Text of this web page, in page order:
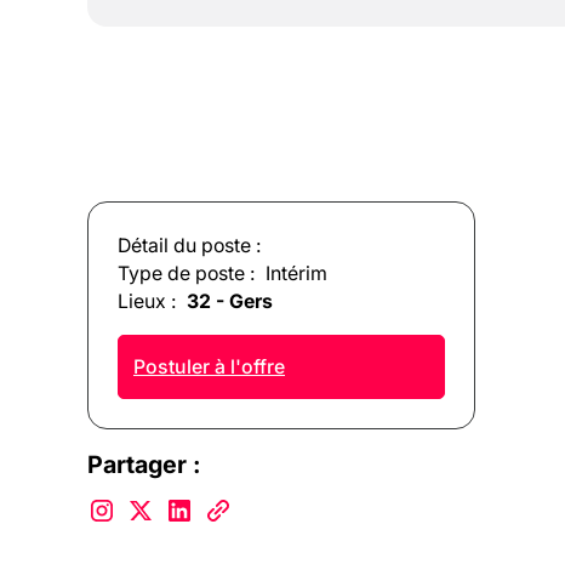
Détail du poste :
Type de poste : Intérim
Lieux : 32 - Gers
Postuler à l'offre
Partager :